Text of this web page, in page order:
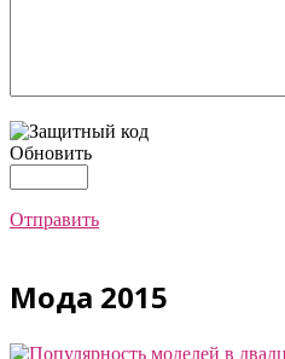
Обновить
Отправить
Мода 2015